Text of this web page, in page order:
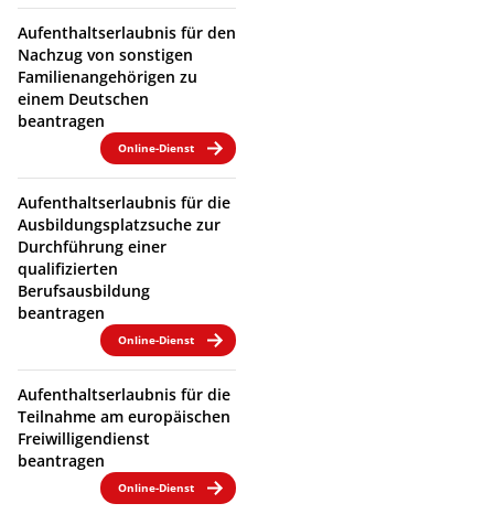
Aufenthaltserlaubnis für den
Nachzug von sonstigen
Familienangehörigen zu
einem Deutschen
beantragen
Online-Dienst
Aufenthaltserlaubnis für die
Ausbildungsplatzsuche zur
Durchführung einer
qualifizierten
Berufsausbildung
beantragen
Online-Dienst
Aufenthaltserlaubnis für die
Teilnahme am europäischen
Freiwilligendienst
beantragen
Online-Dienst